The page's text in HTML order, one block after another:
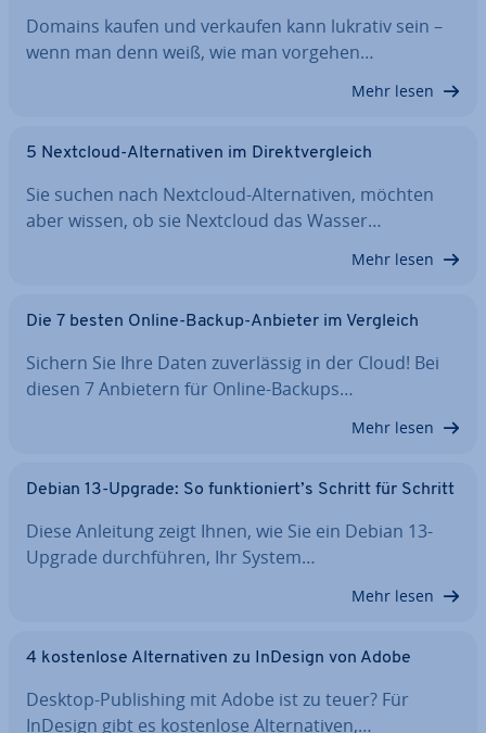
Domains kaufen und verkaufen kann lukrativ sein –
wenn man denn weiß, wie man vorgehen…
Mehr lesen
5 Nextcloud-Al­ter­na­ti­ven im Di­rekt­ver­gleich
Sie suchen nach Nextcloud-Al­ter­na­ti­ven, möchten
aber wissen, ob sie Nextcloud das Wasser…
Mehr lesen
Die 7 besten Online-Backup-Anbieter im Vergleich
Sichern Sie Ihre Daten zu­ver­läs­sig in der Cloud! Bei
diesen 7 Anbietern für Online-Backups…
Mehr lesen
Debian 13-Upgrade: So funk­tio­niert’s Schritt für Schritt
Diese Anleitung zeigt Ihnen, wie Sie ein Debian 13-
Upgrade durch­füh­ren, Ihr System…
Mehr lesen
4 kos­ten­lo­se Al­ter­na­ti­ven zu InDesign von Adobe
Desktop-Pu­bli­shing mit Adobe ist zu teuer? Für
InDesign gibt es kos­ten­lo­se Al­ter­na­ti­ven,…